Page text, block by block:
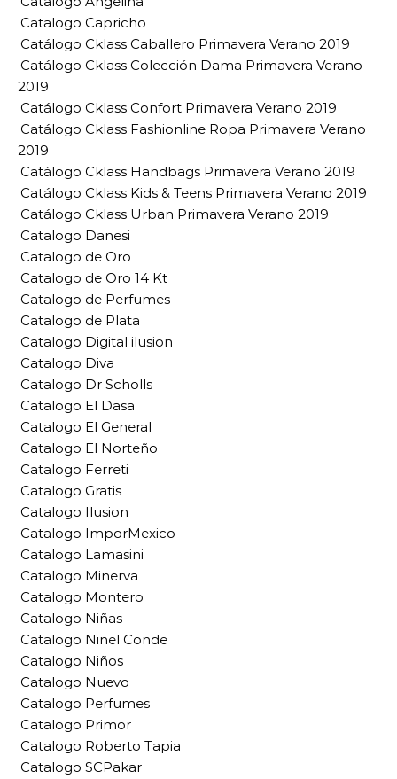
Catalogo Capricho
Catálogo Cklass Caballero Primavera Verano 2019
Catálogo Cklass Colección Dama Primavera Verano
2019
Catálogo Cklass Confort Primavera Verano 2019
Catálogo Cklass Fashionline Ropa Primavera Verano
2019
Catálogo Cklass Handbags Primavera Verano 2019
Catálogo Cklass Kids & Teens Primavera Verano 2019
Catálogo Cklass Urban Primavera Verano 2019
Catalogo Danesi
Catalogo de Oro
Catalogo de Oro 14 Kt
Catalogo de Perfumes
Catalogo de Plata
Catalogo Digital ilusion
Catalogo Diva
Catalogo Dr Scholls
Catalogo El Dasa
Catalogo El General
Catalogo El Norteño
Catalogo Ferreti
Catalogo Gratis
Catalogo Ilusion
Catalogo ImporMexico
Catalogo Lamasini
Catalogo Minerva
Catalogo Montero
Catalogo Niñas
Catalogo Ninel Conde
Catalogo Niños
Catalogo Nuevo
Catalogo Perfumes
Catalogo Primor
Catalogo Roberto Tapia
Catalogo SCPakar